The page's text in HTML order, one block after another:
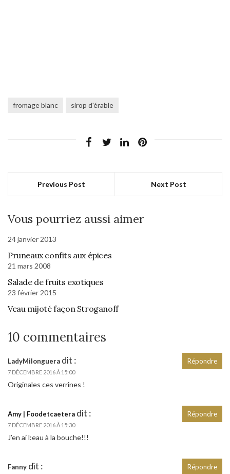
fromage blanc sirop d'érable
Previous Post Next Post
Vous pourriez aussi aimer
24 janvier 2013
Pruneaux confits aux épices
21 mars 2008
Salade de fruits exotiques
23 février 2015
Veau mijoté façon Stroganoff
10 commentaires
LadyMilonguera dit :
7 DÉCEMBRE 2016 À 15:00
Originales ces verrines !
Répondre
Amy | Foodetcaetera dit :
7 DÉCEMBRE 2016 À 15:30
J’en ai l:eau à la bouche!!!
Répondre
Fanny dit : Répondre